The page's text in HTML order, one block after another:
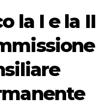
la I e la II